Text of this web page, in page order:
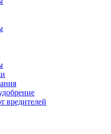
вредителей